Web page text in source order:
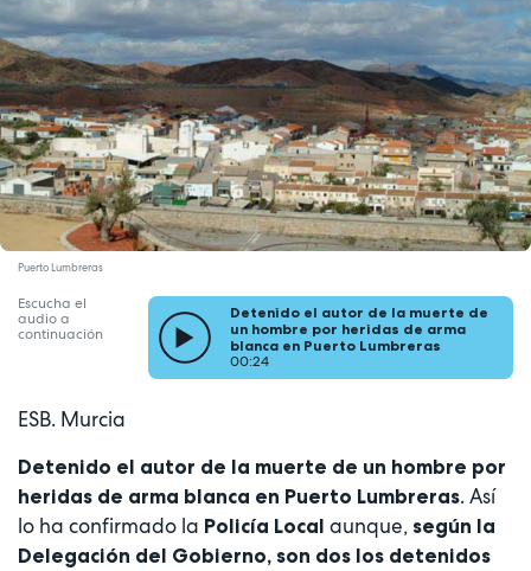
Puerto Lumbreras
Escucha el
audio a
continuación
Detenido el autor de la muerte de
un hombre por heridas de arma
blanca en Puerto Lumbreras
00:24
ESB. Murcia
Detenido el autor de la muerte de un hombre por
heridas de arma blanca en Puerto Lumbreras. Así
lo ha confirmado la Policía Local aunque, según la
Delegación del Gobierno, son dos los detenidos